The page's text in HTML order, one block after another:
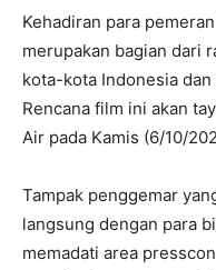
Kehadiran para
merupakan bagian dari
kota-kota Indonesia dan
Rencana film ini akan
Air pada Kamis (6/10/
Tampak penggemar
langsung dengan para
memadati area